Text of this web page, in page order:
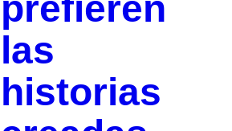
prefieren
las
historias